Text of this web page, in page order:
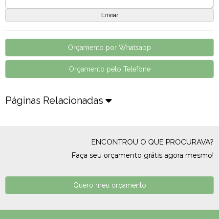
Orçamento por Whatsapp
Orçamento pelo Telefone
Páginas Relacionadas
ENCONTROU O QUE PROCURAVA?
Faça seu orçamento grátis agora mesmo!
Quero meu orçamento